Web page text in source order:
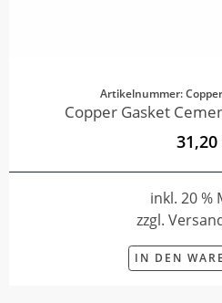
Artikelnummer:
Copper Gasket
31,20
inkl. 20 %
zzgl.
IN DEN